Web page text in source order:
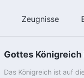
Zeugnisse
Gottes
Das Königreich ist auf